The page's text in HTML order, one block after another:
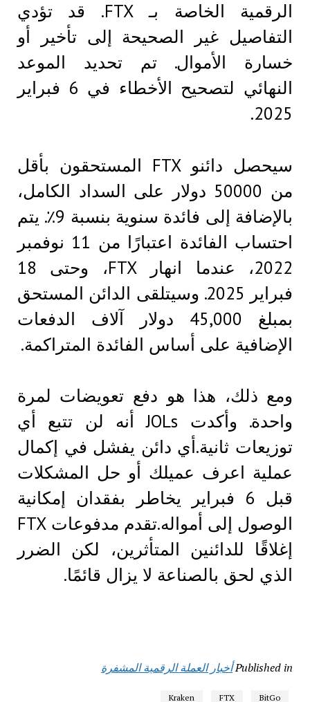
الرقمية الخاصة بـ FTX. قد تؤدي
التفاصيل غير الصحيحة إلى تأخير أو
خسارة الأموال. تم تحديد الموعد
النهائي لتصحيح الأخطاء في 6 فبراير
2025.
سيحصل دائنو FTX المستحقون بأقل
من 50000 دولار على السداد الكامل،
بالإضافة إلى فائدة سنوية بنسبة 9٪. يتم
احتساب الفائدة اعتبارًا من 11 نوفمبر
2022، عندما انهار FTX، وحتى 18
فبراير 2025. وسيتلقى الدائن المستحق
بمبلغ 45,000 دولار آلاف الدفعات
الإضافية على أساس الفائدة المتراكمة.
ومع ذلك، هذا هو دفع تعويضات لمرة
واحدة. وأكدت JOLs أنه لن تتبع أي
توزيعات ثانية.أي دائن يفشل في إكمال
عملية اعرف عميلك أو حل المشكلات
قبل 6 فبراير يخاطر بفقدان إمكانية
الوصول إلى أمواله.تقدم مدفوعات FTX
إغلاقًا للدائنين المتأثرين، لكن الضرر
الذي لحق بالصناعة لا يزال قائمًا.
Published inأخبار العملة الرقمية المشفرة
BitGo
FTX
Kraken